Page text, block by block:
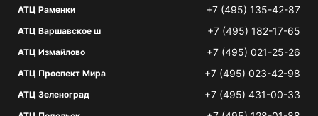
АТЦ Раменки +7 (495) 135-42-87
АТЦ Варшавское ш +7 (495) 182-17-65
АТЦ Измайлово +7 (495) 021-25-26
АТЦ Проспект Мира +7 (495) 023-42-98
АТЦ Зеленоград +7 (495) 431-00-33